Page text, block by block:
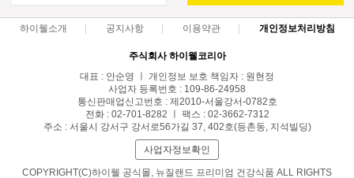
하이웰소개 공지사항 이용약관 개인정보처리방침
주식회사 하이웰코리아
대표 : 안순영 ㅣ 개인정보 보호 책임자 : 원현정
사업자 등록번호 : 109-86-24958
통신판매업신고번호 : 제2010-서울강서-0782호
전화 : 02-701-8282 ㅣ 팩스 : 02-3662-7312
주소 : 서울시 강서구 강서로56가길 37, 402호(등촌동, 지석빌딩)
사업자정보확인
COPYRIGHT(C)하이웰 공식몰, 뉴질랜드 프리미엄 건강식품 ALL RIGHTS